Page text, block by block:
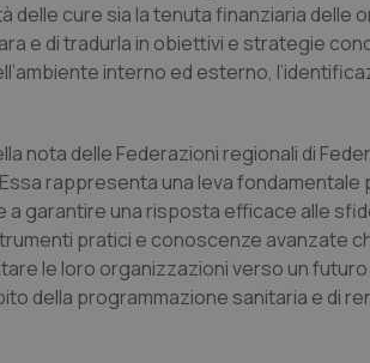
cure sia la tenuta finanziaria delle
e di tradurla in obiettivi e strategie
interno ed esterno,
nota delle Federazioni regionali di
rappresenta una leva fondamentale
garantire una risposta efficace alle
pratici e conoscenze avanzate
le loro organizzazioni verso un
della programmazione sanitaria e di